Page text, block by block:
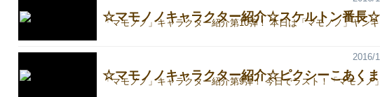
☆マモノノキャラクター紹介☆スケルトン番長☆
☆マモノノキャラクター紹介☆ピクシーこあく
2016/